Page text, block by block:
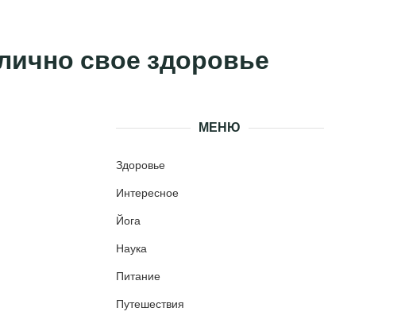
свое здоровье
МЕНЮ
Здоровье
Интересное
Йога
Наука
Питание
Путешествия